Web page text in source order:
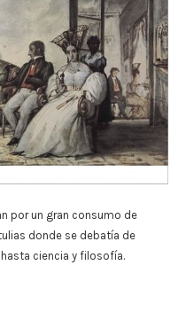
por un gran consumo de
donde se debatía de
ciencia y filosofía.